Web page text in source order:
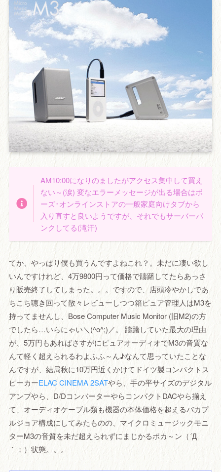
AM10:00になりのましたがアクセス集中して買え
ない～(涙) 変なエラーメッセージが出る場合はボ
ーズ･オンラインストアの一般家庭向けタブから
入り直すと良いようですが、それでもサーバーパ
ンクしてる(滝汗)
てか、やっぱり僕も買うんですよねこれ？。未だに凄い欲し
いんですけれど、4万9800円って価格で躊躇してたらあっさ
り販売終了してしまった。。。ですので、店頭冷やかしであ
ちこち聴き回って散々レビューしつつ箱ピュア管理人はM3を
持ってませんし、Bose Computer Music Monitor (旧M2)の方
でしたら…いらにゃい＼(^o^;)／。 躊躇していた最大の理由
が、5万円もあればさすがにピュアオーディオでM3の音質な
んて軽く超えられるわよふふ～ん♪なんて思っていたことな
んですが、結局秋に10万円近くかけてドイツ製コンパクトス
ピーカーELAC CINEMA 2SATやら、手の平サイズのデジタル
アンプやら、D/DコンバーターやらコンパクトDACやら揃え
て、オーディオケーブル類も機器の本体価格を超えるバカプ
ルジョア構成にしてみたものの、マイクロミュージックモニ
ターM3の音質を未だ超えられずにまじかるポカ～ン（´Д
｀；）状態。。。